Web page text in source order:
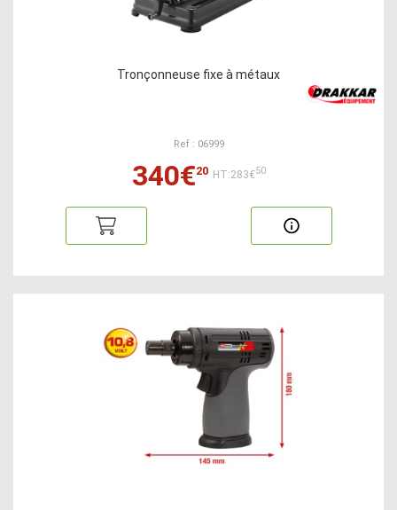
Tronçonneuse fixe à métaux
Ref : 06999
340€20 HT:283€50